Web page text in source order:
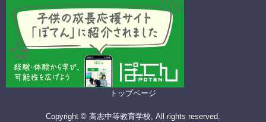
トップページ
Copyright © 高志中等教育学校, All rights reserved.